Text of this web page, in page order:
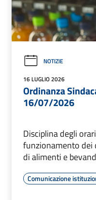
NOTIZIE
16 LUGLIO 2026
Ordinanza
16/07/2026
Disciplina degli
funzionamento
di alimenti e
Comunicazione